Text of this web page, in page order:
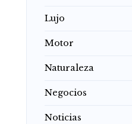
Lujo
Motor
Naturaleza
Negocios
Noticias